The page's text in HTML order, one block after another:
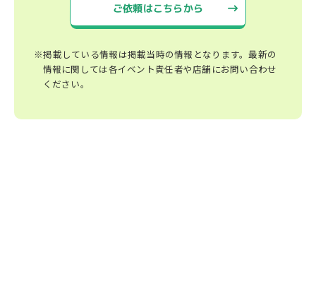
ご依頼はこちらから
※掲載している情報は掲載当時の情報となります。最新の
情報に関しては各イベント責任者や店舗にお問い合わせ
ください。